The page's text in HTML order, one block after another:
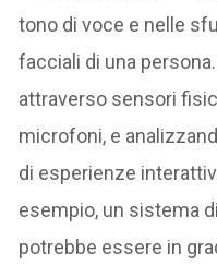
tono di voce e nelle
facciali di una
attraverso sensori
microfoni, e
di esperienze
esempio, un sistema
potrebbe essere in